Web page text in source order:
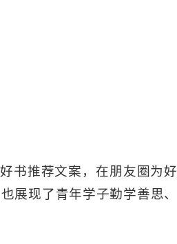
书推荐文案，在朋友圈为好
展现了青年学子勤学善思、